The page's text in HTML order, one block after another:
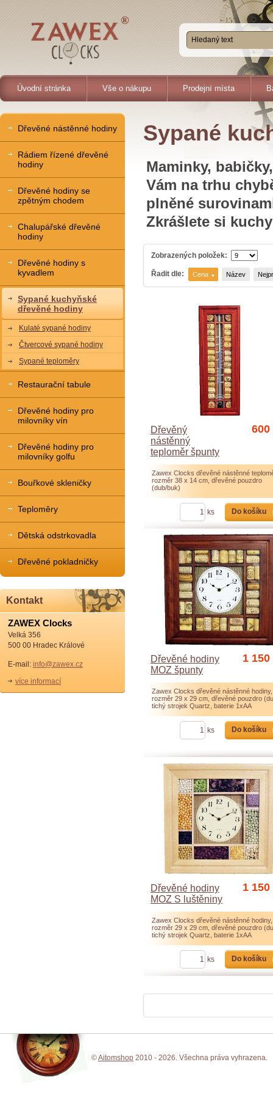
Úvodní stránka Vše o nákupu Prodejní místa
Sypané
Maminky,
Vám na trhu
plněné
Zkrášlete si
Zobrazených položek:
Řadit dle: Cena Název
Dřevěný
nástěnný
teploměr špunty
600
Zawex Clocks dřevěné nástěnné
rozměr 38 x 14 cm, dřevěné pouzdro
(dub/buk)
ks Do košíku
Dřevěné hodiny
MOZ špunty
1
Zawex Clocks dřevěné nástěnné hodiny,
rozměr 29 x 29 cm, dřevěné pouzdro
tichý strojek Quartz, baterie 1xAA
ks Do košíku
Dřevěné hodiny
MOZ S luštěniny
1
Zawex Clocks dřevěné nástěnné hodiny,
rozměr 29 x 29 cm, dřevěné pouzdro
tichý strojek Quartz, baterie 1xAA
ks Do košíku
Dřevěné nástěnné hodiny
Rádiem řízené dřevěné
hodiny
Dřevěné hodiny se
zpětným chodem
Chalupářské dřevěné
hodiny
Dřevěné hodiny s
kyvadlem
Sypané kuchyňské
dřevěné hodiny
Kulaté sypané hodiny
Čtvercové sypané hodiny
Sypané teploměry
Restaurační tabule
Dřevěné hodiny pro
milovníky vín
Dřevěné hodiny pro
milovníky golfu
Bouřkové skleničky
Teploměry
Dětská odstrkovadla
Dřevěné pokladničky
Kontakt
ZAWEX Clocks
Velká 356
500 00 Hradec Králové
E-mail: info@zawex.cz
více informací
©Aitomshop 2010 - 2026. Všechna práva vyhrazena.